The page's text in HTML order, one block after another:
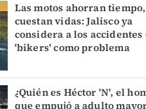
Las motos ahorran
cuestan vidas: Jalisco ya
considera a los accidentes
'bikers' como problema
¿Quién es Héctor 'N', el
que empujó a adulto